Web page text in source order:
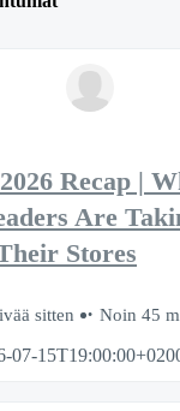
Recap |
Are
Stores
sitten
Noin 45
07-